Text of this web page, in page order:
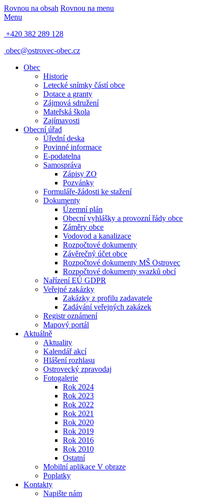
Rovnou na obsah Rovnou na menu
Menu
+420 382 289 128
obec@ostrovec-obec.cz
Obec
Historie
Letecké snímky částí obce
Dotace a granty
Zájmová sdružení
Mateřská škola
Zajímavosti
Obecní úřad
Úřední deska
Povinné informace
E-podatelna
Samospráva
Zápisy ZO
Pozvánky
Formuláře-žádosti ke stažení
Dokumenty
Územní plán
Obecní vyhlášky a provozní řády obce
Záměry obce
Vodovod a kanalizace
Rozpočtové dokumenty
Závěrečný účet obce
Rozpočtové dokumenty MŠ Ostrovec
Rozpočtové dokumenty svazků obcí
Nařízení EÚ GDPR
Veřejné zakázky
Zakázky z profilu zadavatele
Zadávání veřejných zakázek
Registr oznámení
Mapový portál
Aktuálně
Aktuality
Kalendář akcí
Hlášení rozhlasu
Ostrovecký zpravodaj
Fotogalerie
Rok 2024
Rok 2023
Rok 2022
Rok 2021
Rok 2020
Rok 2019
Rok 2016
Rok 2010
Ostatní
Mobilní aplikace V obraze
Poplatky
Kontakty
Napište nám